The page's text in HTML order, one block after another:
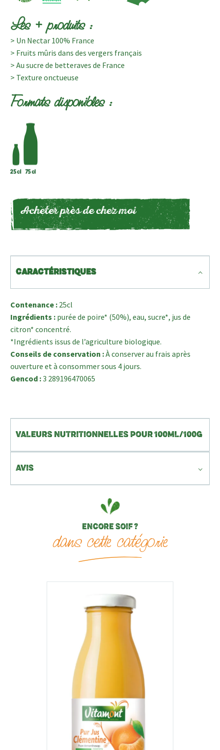
Les + produits :
> Un Nectar 100% France
> Fruits mûris dans des vergers français
> Au sucre de betteraves de France
> Texture onctueuse
Formats disponibles :
Acheter près de chez moi
ENCORE SOIF ?
dans cette catégorie
CARACTÉRISTIQUES
Contenance : 25cl
Ingrédients : purée de poire* (50%), eau, sucre*, jus de
citron* concentré.
*Ingrédients issus de l’agriculture biologique.
Conseils de conservation :À conserver au frais après
ouverture et à consommer sous 4 jours.
Gencod :3 289196470065
VALEURS NUTRITIONNELLES POUR 100ML/100G
AVIS